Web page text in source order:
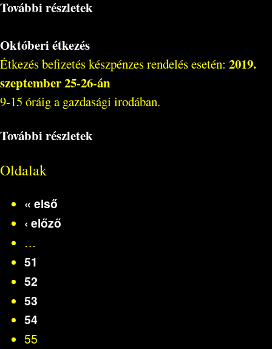
További részletek
Októberi étkezés
Étkezés befizetés készpénzes rendelés esetén: 2019.
szeptember 25-26-án
9-15 óráig a gazdasági irodában.
További részletek
Oldalak
« első
‹ előző
…
51
52
53
54
55